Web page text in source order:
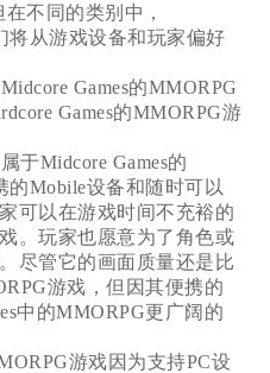
在不同的类别中，
将从游戏设备和玩家偏好
Games的MMORPG
Games的MMORPG游
于Midcore Games的
的Mobile设备和随时可以
可以在游戏时间不充裕的
。玩家也愿意为了角色或
尽管它的画面质量还是比
游戏，但因其便携的
中的MMORPG更广阔的
游戏因为支持PC设